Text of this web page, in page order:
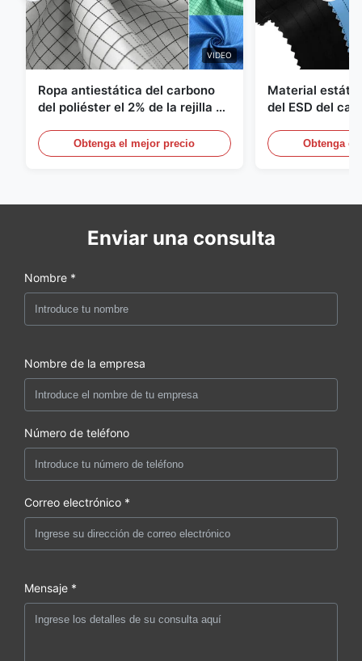
VIDEO
Ropa antiestática del carbono
del poliéster el 2% de la rejilla el
1/2
Obtenga el mejor precio
Material
del ESD del
Obtenga el
Enviar una consulta
Nombre *
Nombre de la empresa
Número de teléfono
Correo electrónico *
Mensaje *